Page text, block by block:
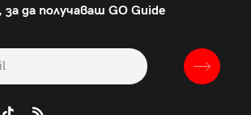
за да получаваш GO Guide